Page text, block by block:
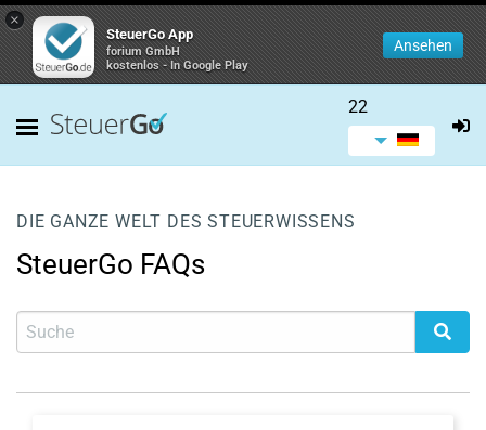
×
SteuerGo App
forium GmbH
kostenlos - In Google Play
Ansehen
22
DIE GANZE WELT DES STEUERWISSENS
SteuerGo FAQs